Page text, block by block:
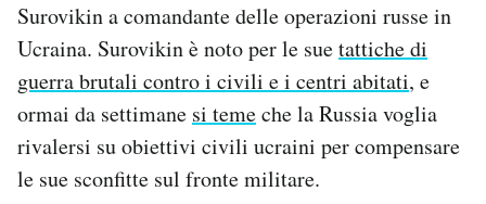
Surovikin a comandante delle operazioni russe in
Ucraina. Surovikin è noto per le suetattiche di
guerra brutali contro i civili e i centri abitati, e
ormai da settimane si temeche la Russia voglia
rivalersi su obiettivi civili ucraini per compensare
le sue sconfitte sul fronte militare.